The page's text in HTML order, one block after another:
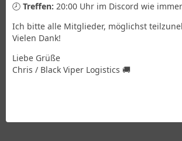
🕗 Treffen: 20:00 Uhr im Discord wie
Ich bitte alle Mitglieder, möglichst
Vielen Dank!
Liebe Grüße
Chris / Black Viper Logistics 🚚